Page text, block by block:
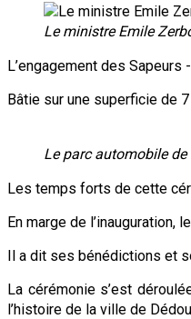
Le ministre Emile
L’engagement des
Bâtie sur une superficie de
Le parc automobile de
Les temps forts de cette
En marge de l’inauguration,
Il a dit ses bénédictions et
La cérémonie s’est
l’histoire de la ville de